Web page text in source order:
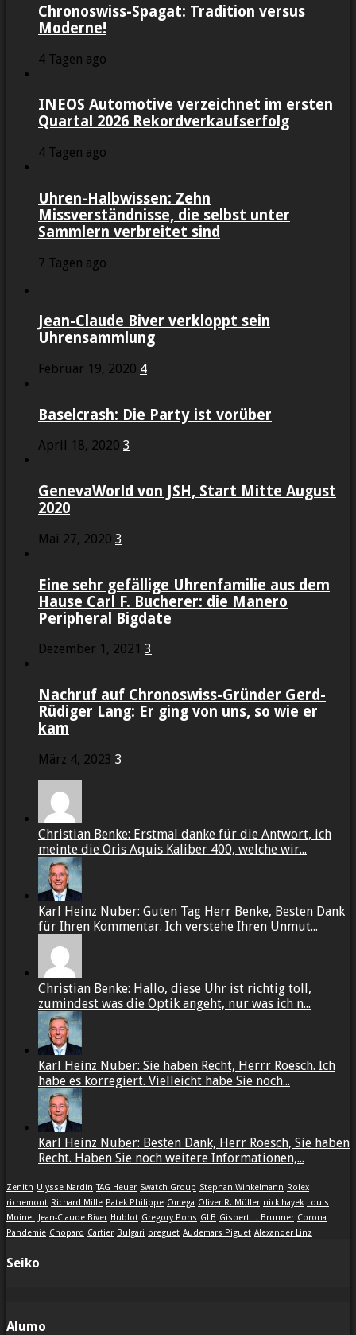
Chronoswiss-Spagat: Tradition versus
Moderne!
4 Tagen ago
INEOS Automotive verzeichnet im ersten
Quartal 2026 Rekordverkaufserfolg
4 Tagen ago
Uhren-Halbwissen: Zehn
Missverständnisse, die selbst unter
Sammlern verbreitet sind
7 Tagen ago
Jean-Claude Biver verkloppt sein
Uhrensammlung
Februar 19, 2020 4
Baselcrash: Die Party ist vorüber
April 18, 2020 3
GenevaWorld von JSH, Start Mitte August
2020
Mai 27, 2020 3
Eine sehr gefällige Uhrenfamilie aus dem
Hause Carl F. Bucherer: die Manero
Peripheral Bigdate
Dezember 1, 2021 3
Nachruf auf Chronoswiss-Gründer Gerd-
Rüdiger Lang: Er ging von uns, so wie er
kam
März 4, 2023 3
Christian Benke: Erstmal danke für die Antwort, ich
meinte die Oris Aquis Kaliber 400, welche wir...
Karl Heinz Nuber: Guten Tag Herr Benke, Besten Dank
für Ihren Kommentar. Ich verstehe Ihren Unmut...
Christian Benke: Hallo, diese Uhr ist richtig toll,
zumindest was die Optik angeht, nur was ich n...
Karl Heinz Nuber: Sie haben Recht, Herrr Roesch. Ich
habe es korregiert. Vielleicht habe Sie noch...
Karl Heinz Nuber: Besten Dank, Herr Roesch, Sie haben
Recht. Haben Sie noch weitere Informationen,...
Zenith Ulysse Nardin TAG Heuer Swatch Group Stephan Winkelmann Rolex
richemont Richard Mille Patek Philippe Omega Oliver R. Müller nick hayek Louis
Moinet Jean-Claude Biver Hublot Gregory Pons GLB Gisbert L. Brunner Corona
Pandemie Chopard Cartier Bulgari breguet Audemars Piguet Alexander Linz
Seiko
Alumo